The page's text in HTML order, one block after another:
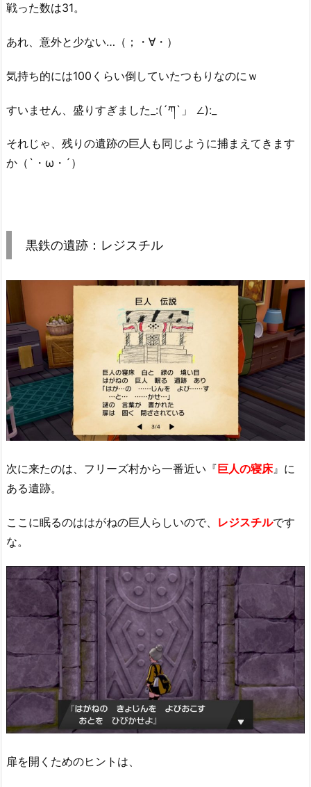
戦った数は31。
あれ、意外と少ない…（；・∀・）
気持ち的には100くらい倒していたつもりなのにｗ
すいません、盛りすぎました_:(´ཀ`」 ∠):_
それじゃ、残りの遺跡の巨人も同じように捕まえてきます
か（`・ω・´）
黒鉄の遺跡：レジスチル
次に来たのは、フリーズ村から一番近い『巨人の寝床』に
ある遺跡。
ここに眠るのははがねの巨人らしいので、 レジスチルです
な。
扉を開くためのヒントは、